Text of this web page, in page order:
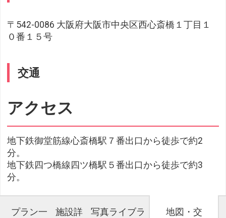
〒542-0086 大阪府大阪市中央区西心斎橋１丁目１
０番１５号
交通
アクセス
地下鉄御堂筋線心斎橋駅７番出口から徒歩で約2
分。
地下鉄四つ橋線四ツ橋駅５番出口から徒歩で約3
分。
プラン一
施設詳
写真ライブラ
地図・交